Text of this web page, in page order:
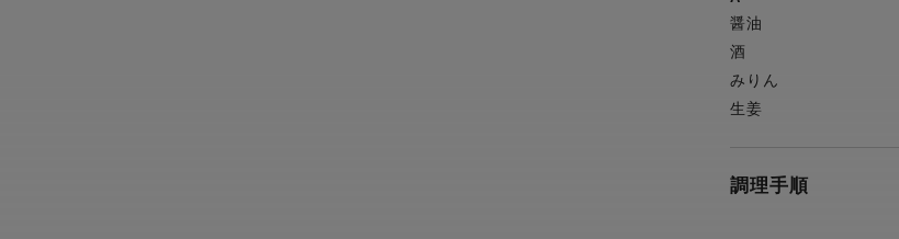
醤油
酒
みりん
生姜
調理手順